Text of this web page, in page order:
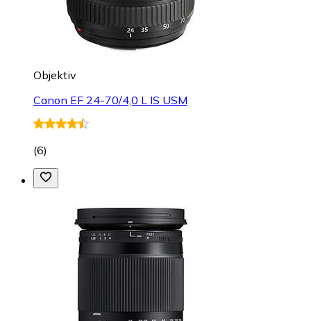
Objektiv
Canon EF 24-70/4,0 L IS USM
(6)